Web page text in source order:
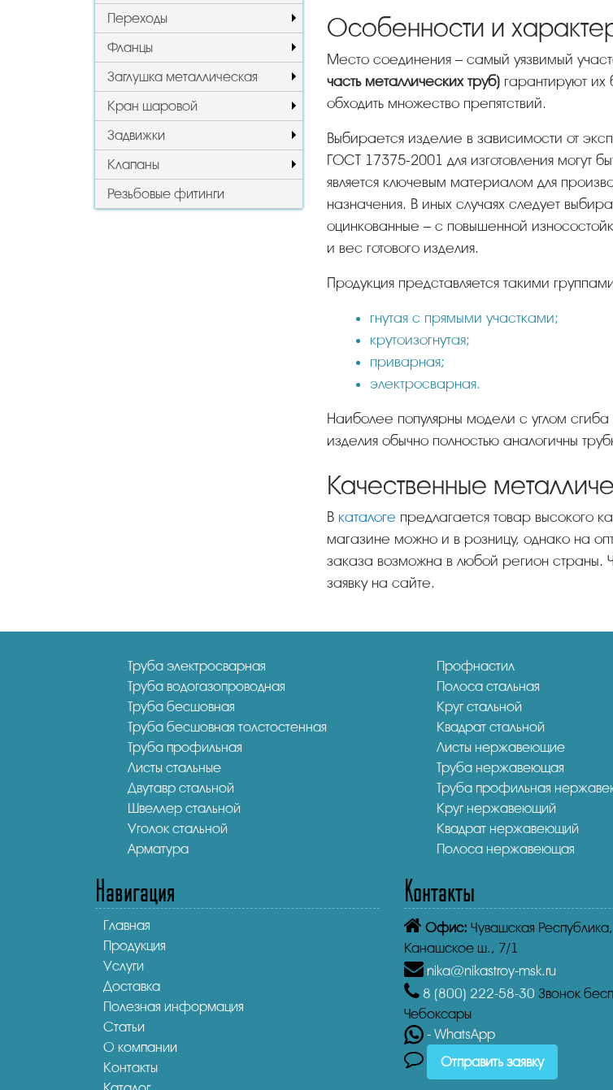
Переходы
Фланцы
Заглушка металлическая
Кран шаровой
Задвижки
Клапаны
Резьбовые фитинги
Особенности и
Место соединения – самый уязвимый
часть металлических труб) гарантируют их
обходить множество препятствий.
Выбирается изделие в зависимости от эксплуатационных условий и типа среды (вода, газ и пр.). По
ГОСТ 17375-2001 для изготовления могут
является ключевым материалом для
назначения. В иных случаях следует
оцинкованные – с повышенной
и вес готового изделия.
Продукция представляется такими
гнутая с прямыми участками;
крутоизогнутая;
приварная;
электросварная.
Наиболее популярны модели с углом сгиба 45 либо 90 градусов. Внутренний и наружный диаметр
изделия обычно полностью аналогичны
Качественные
каталоге предлагается товар высокого
магазине можно и в розницу, однако на
заказа возможна в любой регион страны.
заявку на сайте.
Труба электросварная
Труба водогазопроводная
Труба бесшовная
Труба бесшовная толстостенная
Труба профильная
Листы стальные
Двутавр стальной
Швеллер стальной
Уголок стальной
Арматура
Профнастил
Полоса стальная
Круг стальной
Квадрат стальной
Листы нержавеющие
Труба нержавеющая
Труба профильная
Круг нержавеющий
Квадрат нержавеющий
Полоса нержавеющая
Навигация
Главная
Продукция
Услуги
Доставка
Полезная информация
Статьи
О компании
Контакты
Контакты
Офис: Чувашская Республика,
Канашское ш., 7/1
nika@nikastroy-msk.ru
8 (800) 222-58-30 Звонок
Чебоксары
- WhatsApp
Отправить заявку